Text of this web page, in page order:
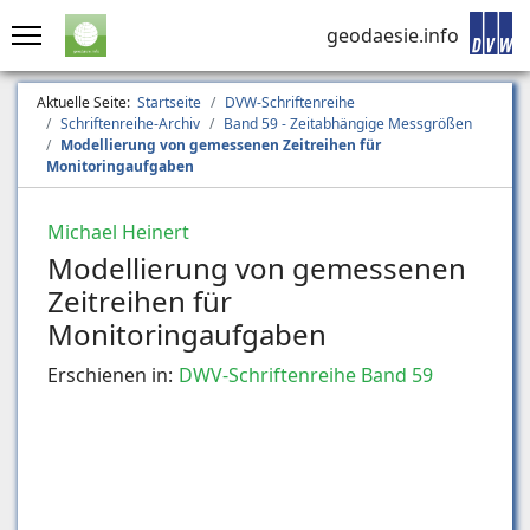
geodaesie.info
Aktuelle Seite: Startseite
DVW-Schriftenreihe
Schriftenreihe-Archiv
Band 59 - Zeitabhängige Messgrößen
Modellierung von gemessenen Zeitreihen für
Monitoringaufgaben
Michael Heinert
Modellierung von gemessenen
Zeitreihen für
Monitoringaufgaben
Erschienen in: DWV-Schriftenreihe Band 59